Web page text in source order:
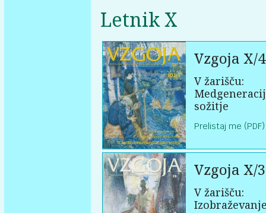
Letnik X
Vzgoja X/
V žarišču:
sožitje
Prelistaj me (PDF)
Vzgoja X/
V žarišču: